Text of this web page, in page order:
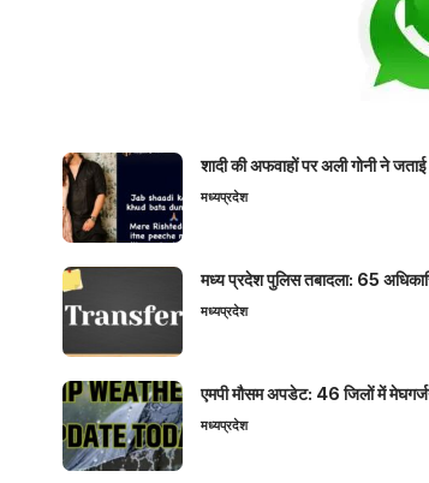
शादी की अफवाहों पर अली गोनी ने
मध्यप्रदेश
मध्य प्रदेश पुलिस तबादला: 65
मध्यप्रदेश
एमपी मौसम अपडेट: 46 जिलों में
मध्यप्रदेश